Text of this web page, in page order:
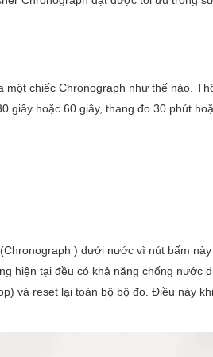
một chiếc Chronograph như thế nào.
giây hoặc 60 giây, thang đo 30 phút
) dưới nước vì nút bấm
hiện tại đều có khả năng chống nước
và reset lại toàn bộ bộ đo. Điều này